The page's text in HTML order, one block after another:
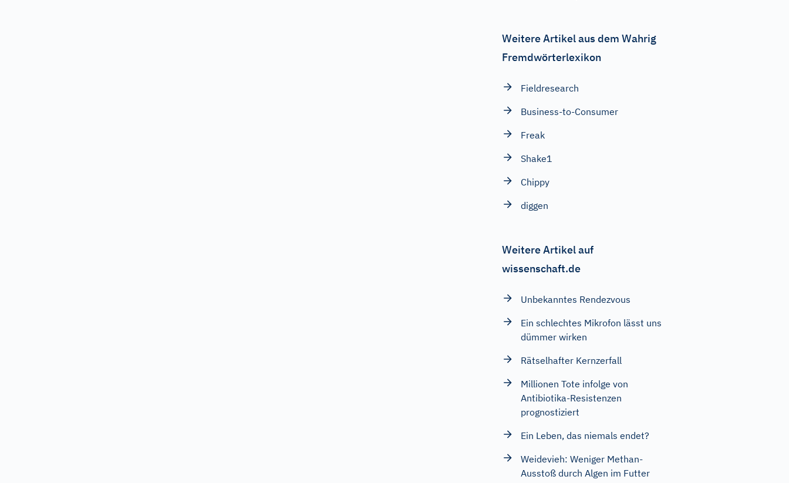
Weitere Artikel aus dem Wahrig
Fremdwörterlexikon
Fieldresearch
Business-to-Consumer
Freak
Shake1
Chippy
diggen
Weitere Artikel auf
wissenschaft.de
Unbekanntes Rendezvous
Ein schlechtes Mikrofon lässt uns
dümmer wirken
Rätselhafter Kernzerfall
Millionen Tote infolge von
Antibiotika-Resistenzen
prognostiziert
Ein Leben, das niemals endet?
Weidevieh: Weniger Methan-
Ausstoß durch Algen im Futter